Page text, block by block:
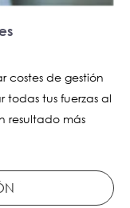
costes de gestión
tus fuerzas al
resultado más